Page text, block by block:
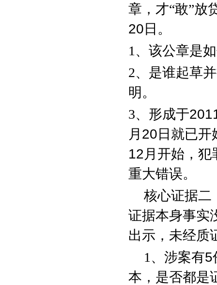
章，才“敢”放
20 日。
1 、该公章是
2、是谁起草
明。
3、形成于
月 20 日就已
12月开始，
重大错误。
核心证据二
证据本身事实
出示，未经质
1 、涉案有5
本，是否都是